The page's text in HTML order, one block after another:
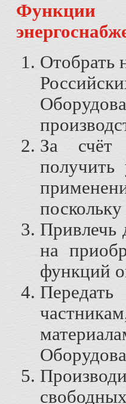
Отобрать
За счёт
Привлечь
на
функций